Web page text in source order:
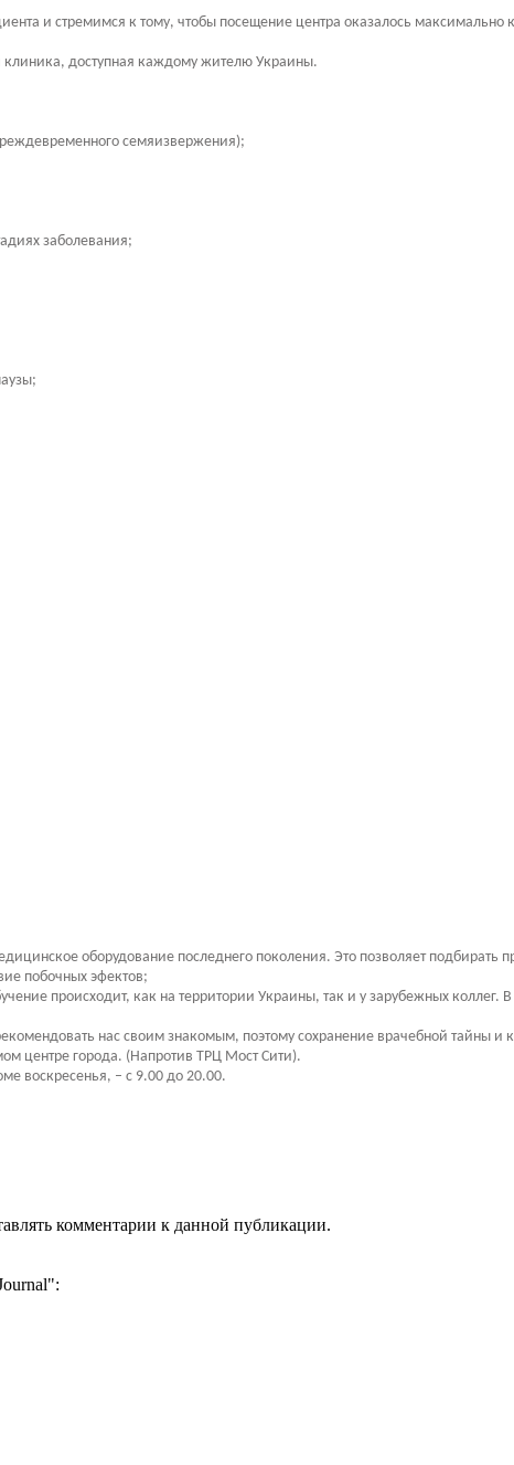
и стремимся к тому, чтобы посещение центра оказалось
доступная каждому жителю Украины.
семяизвержения);
заболевания;
оборудование последнего поколения. Это позволяет
побочных эфектов;
происходит, как на территории Украины, так и у зарубежных
нас своим знакомым, поэтому сохранение врачебной тайны и
центре города. (Напротив ТРЦ Мост Сити).
воскресенья, – с 9.00 до 20.00.
комментарии к данной публикации.